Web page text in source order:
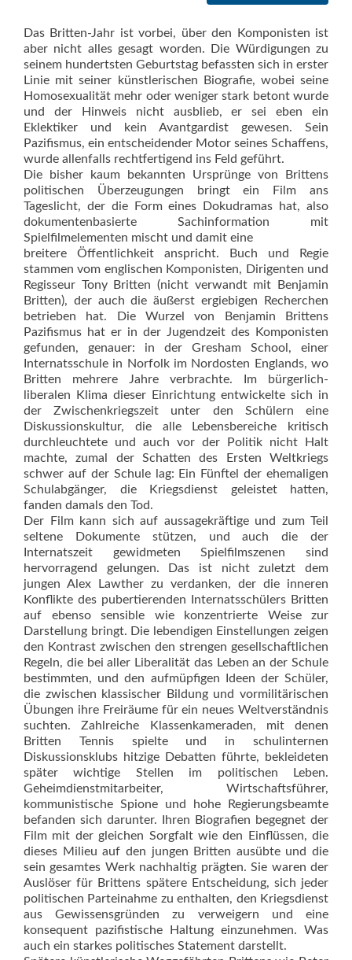
Das Britten-Jahr ist vorbei, über den Komponisten ist
aber nicht alles gesagt worden. Die Würdigungen zu
seinem hundertsten Geburtstag befassten sich in erster
Linie mit seiner künstlerischen Biografie, wobei seine
Homosexualität mehr oder weniger stark betont wurde
und der Hinweis nicht ausblieb, er sei eben ein
Eklektiker und kein Avantgardist gewesen. Sein
Pazifismus, ein entscheidender Motor seines Schaffens,
wur­de allenfalls rechtfertigend ins Feld geführt.
Die bisher kaum bekannten Ursprünge von Brittens
politischen Überzeugungen bringt ein Film ans
Tageslicht, der die Form eines Dokudramas hat, also
dokumentenbasierte Sachinformation mit
Spielfilmelementen mischt und damit eine
breitere Öffentlichkeit anspricht. Buch und Regie
stammen vom englischen Komponisten, Dirigenten und
Regisseur Tony Britten (nicht verwandt mit Benjamin
Britten), der auch die äußerst ergiebigen Recherchen
betrieben hat. Die Wurzel von Benjamin Brittens
Pazifismus hat er in der Jugendzeit des Komponisten
gefunden, genauer: in der Gresham School, einer
Internatsschule in Norfolk im Nordosten Englands, wo
Britten mehrere Jahre verbrachte. Im bürgerlich-
liberalen Klima dieser Einrichtung entwickelte sich in
der Zwischenkriegszeit unter den Schülern eine
Diskussionskultur, die alle Lebensbereiche kritisch
durchleuchtete und auch vor der Politik nicht Halt
machte, zumal der Schatten des Ersten Weltkriegs
schwer auf der Schule lag: Ein Fünftel der ehemaligen
Schulabgänger, die Kriegsdienst geleistet hatten,
fanden damals den Tod.
Der Film kann sich auf aussagekräftige und zum Teil
seltene Dokumente stützen, und auch die der
Internatszeit gewidmeten Spielfilmszenen sind
hervorragend gelungen. Das ist nicht zuletzt dem
jungen Alex Lawther zu verdanken, der die inneren
Konflikte des pubertierenden Internatsschülers Britten
auf ebenso sensible wie konzentrierte Weise zur
Darstellung bringt. Die lebendigen Einstellungen zeigen
den Kontrast zwischen den strengen gesellschaftlichen
Regeln, die bei aller Liberalität das Leben an der Schule
bestimmten, und den aufmüpfigen Ideen der Schüler,
die zwischen klassischer Bildung und vormilitärischen
Übungen ihre Freiräume für ein neues Weltverständnis
suchten. Zahlreiche Klassenkameraden, mit denen
Britten Tennis spielte und in schulinternen
Diskussionsklubs hitzige Debatten führte, bekleideten
später wichtige Stellen im politischen Leben.
Geheimdienstmitarbeiter, Wirtschaftsführer,
kommunistische Spione und hohe Regierungsbeamte
befanden sich darunter. Ihren Biografien begegnet der
Film mit der gleichen Sorgfalt wie den Einflüssen, die
dieses Milieu auf den jungen Britten ausübte und die
sein gesamtes Werk nachhaltig prägten. Sie waren der
Auslöser für Brittens spätere Entscheidung, sich jeder
politischen Parteinahme zu enthalten, den Kriegsdienst
aus Gewissensgründen zu verweigern und eine
konsequent pazifistische Haltung einzunehmen. Was
auch ein starkes politisches Statement darstellt.